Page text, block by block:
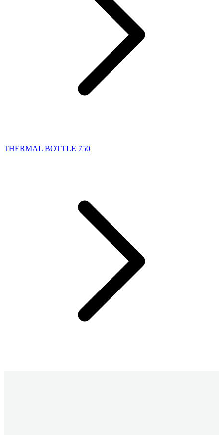
THERMAL BOTTLE 750